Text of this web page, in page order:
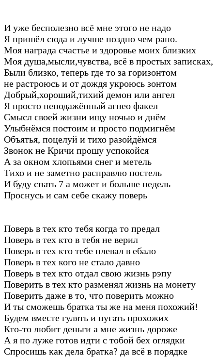
И уже бесполезно всё мне этого не надо
Я пришёл сюда и лучше поздно чем рано.
Моя награда счастье и здоровье моих близких
Моя душа,мысли,чувства, всё в простых записках,
Были близко, теперь где то за горизонтом
не растроюсь и от дождя укроюсь зонтом
Добрый,хороший,тихий демон или ангел
Я просто неподажённый агнео факел
Смысл своей жизни ищу ночью и днём
Улыбнёмся постоим и просто подмигнём
Объятья, поцелуй и тихо разойдёмся
Звонок не Кричи прошу успокойся
А за окном хлопьями снег и метель
Тихо и не заметно расправлю постель
И буду спать 7 а может и больше недель
Проснусь и сам себе скажу поверь
Поверь в тех кто тебя когда то предал
Поверь в тех кто в тебя не верил
Поверь в тех кто тебе плевал в ебало
Поверь в тех кого не стало давно
Поверь в тех кто отдал свою жизнь рэпу
Поверить в тех кто разменял жизнь на монету
Поверить даже в то, что поверить можно
И ты сможешь братка ты же на меня похожий!
Будем вместе гулять и пугать прохожих
Кто-то любит деньги а мне жизнь дороже
А я по луже готов идти с тобой бех оглядки
Спросишь как дела братка? да всё в порядке